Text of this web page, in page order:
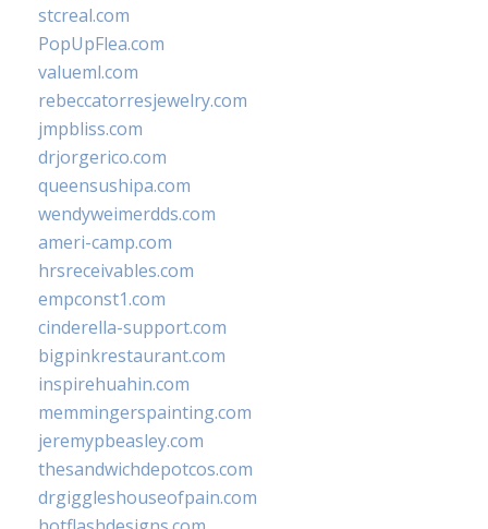
stcreal.com
PopUpFlea.com
valueml.com
rebeccatorresjewelry.com
jmpbliss.com
drjorgerico.com
queensushipa.com
wendyweimerdds.com
ameri-camp.com
hrsreceivables.com
empconst1.com
cinderella-support.com
bigpinkrestaurant.com
inspirehuahin.com
memmingerspainting.com
jeremypbeasley.com
thesandwichdepotcos.com
drgiggleshouseofpain.com